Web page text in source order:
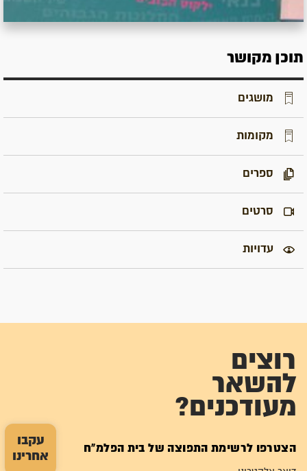
עקבו
אחרינו
תוכן מקושר
מושגים
מקומות
ספרים
סרטים
עדויות
רוצים
להשאר
מעודכנים?
הצטרפו לרשימת התפוצה של בית הפלמ"ח